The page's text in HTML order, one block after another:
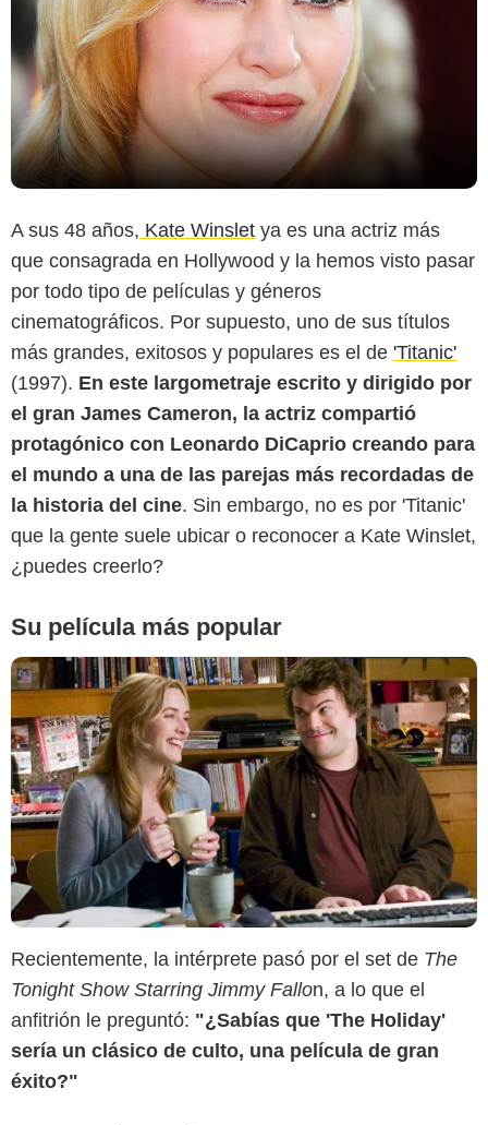
A sus 48 años, Kate Winslet ya es una actriz más
que consagrada en Hollywood y la hemos visto pasar
por todo tipo de películas y géneros
cinematográficos. Por supuesto, uno de sus títulos
más grandes, exitosos y populares es el de 'Titanic'
(1997). En este largometraje escrito y dirigido por
el gran James Cameron, la actriz compartió
protagónico con Leonardo DiCaprio creando para
el mundo a una de las parejas más recordadas de
la historia del cine. Sin embargo, no es por 'Titanic'
que la gente suele ubicar o reconocer a Kate Winslet,
¿puedes creerlo?
Su película más popular
SensaCine
Recientemente, la intérprete pasó por el set de The
Tonight Show Starring Jimmy Fallon, a lo que el
anfitrión le preguntó: "¿Sabías que 'The Holiday'
sería un clásico de culto, una película de gran
éxito?"